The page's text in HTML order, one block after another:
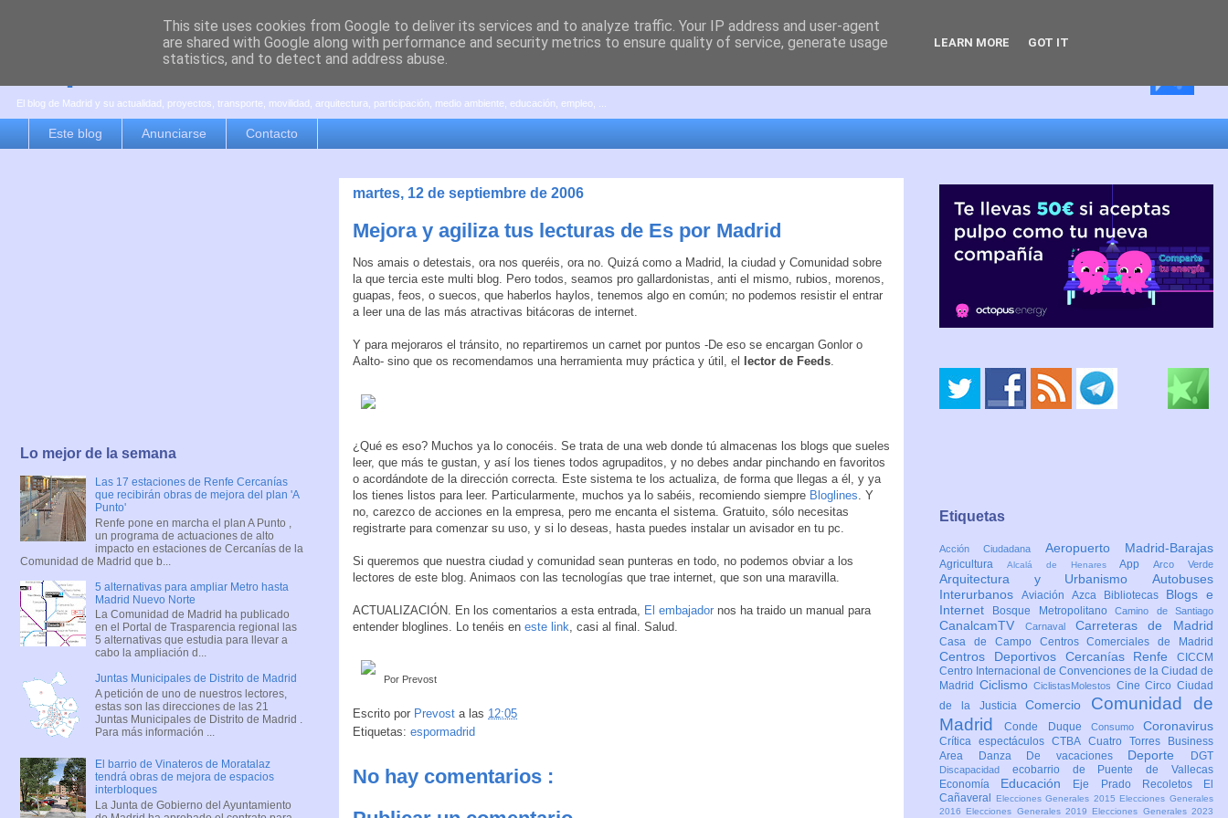
es por madrid
El blog de Madrid y su actualidad, proyectos, transporte, movilidad, arquitectura, participación, medio ambiente, educación, empleo, ...
Este blog Anunciarse Contacto
martes, 12 de septiembre de 2006
Mejora y agiliza tus lecturas de Es por Madrid
Nos amais o detestais, ora nos queréis, ora no. Quizá como a Madrid, la ciudad y Comunidad sobre
la que tercia este multi blog. Pero todos, seamos pro gallardonistas, anti el mismo, rubios, morenos,
guapas, feos, o suecos, que haberlos haylos, tenemos algo en común; no podemos resistir el entrar
a leer una de las más atractivas bitácoras de internet.
Y para mejoraros el tránsito, no repartiremos un carnet por puntos -De eso se encargan Gonlor o
Aalto- sino que os recomendamos una herramienta muy práctica y útil, el
lector de Feeds
¿Qué es eso? Muchos ya lo conocéis. Se trata de una web donde tú almacenas los blogs que sueles
leer, que más te gustan, y así los tienes todos agrupaditos, y no debes andar pinchando en favoritos
o acordándote de la dirección correcta. Este sistema te los actualiza, de forma que llegas a él, y ya
los tienes listos para leer. Particularmente, muchos ya lo sabéis, recomiendo siempre Bloglines . Y
no, carezco de acciones en la empresa, pero me encanta el sistema. Gratuito, sólo necesitas
registrarte para comenzar su uso, y si lo deseas, hasta puedes instalar un avisador en tu pc.
Si queremos que nuestra ciudad y comunidad sean punteras en todo, no podemos obviar a los
lectores de este blog. Animaos con las tecnologías que trae internet, que son una maravilla.
ACTUALIZACIÓN. En los comentarios a esta entrada, El embajador nos ha traido un manual para
entender bloglines. Lo tenéis en este link , casi al final. Salud.
Por Prevost
Escrito por Prevost a las 12:05
Etiquetas: espormadrid
No hay comentarios :
Lo mejor de la semana
Las 17 estaciones de Renfe Cercanías
que recibirán obras de mejora del plan 'A
Punto'
Renfe pone en marcha el plan A Punto ,
un programa de actuaciones de alto
impacto en estaciones de Cercanías de la
Comunidad de Madrid que b...
5 alternativas para ampliar Metro hasta
Madrid Nuevo Norte
La Comunidad de Madrid ha publicado
en el Portal de Trasparencia regional las
5 alternativas que estudia para llevar a
cabo la ampliación d...
Juntas Municipales de Distrito de Madrid
A petición de uno de nuestros lectores,
estas son las direcciones de las 21
Juntas Municipales de Distrito de Madrid .
Para más información ...
El barrio de Vinateros de Moratalaz
tendrá obras de mejora de espacios
interbloques
La Junta de Gobierno del Ayuntamiento
Etiquetas
Acción Ciudadana Aeropuerto Madrid-Barajas
Agricultura Alcalá de HenaresAppArco Verde
Arquitectura y Urbanismo Autobuses
Interurbanos Aviación Azca Bibliotecas Blogs e
Internet
Bosque MetropolitanoCamino de Santiago
CanalcamTV Carnaval Carreteras de Madrid
Casa de Campo Centros Comerciales de Madrid
Centros Deportivos Cercanías Renfe CICCM
Centro Internacional de Convenciones de la Ciudad de
Madrid CiclismoCiclistasMolestos CineCircoCiudad
de la JusticiaComercio Comunidad de
MadridConde Duque Consumo Coronavirus
Crítica espectáculosCTBA Cuatro Torres Business
Area
Danza De vacaciones Deporte DGT
Discapacidad ecobarrio de Puente de Vallecas
Economía Educación Eje Prado Recoletos
El
Cañaveral
Elecciones Generales 2015 Elecciones Generales
2016 Elecciones Generales 2019 Elecciones Generales 2023
This site uses cookies from Google to deliver its services and to analyze traffic. Your IP address and user-agent
are shared with Google along with performance and security metrics to ensure quality of service, generate usage
statistics, and to detect and address abuse.
LEARN MORE GOT IT